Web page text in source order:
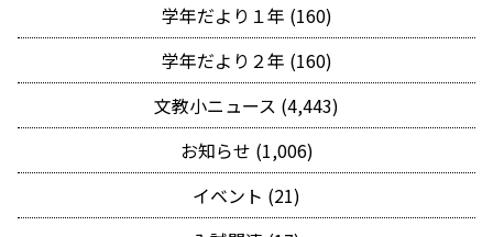
学年だより１年 (160)
学年だより２年 (160)
文教小ニュース (4,443)
お知らせ (1,006)
イベント (21)